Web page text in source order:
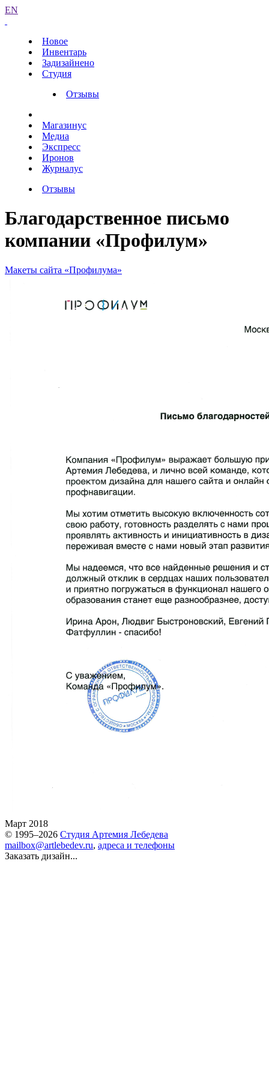
EN
Новое
Инвентарь
Задизайнено
Студия
Отзывы
Магазинус
Медиа
Экспресс
Иронов
Журналус
Отзывы
Благодарственное письмо
компании «Профилум»
Макеты сайта «Профилума»
Март 2018
© 1995–2026 Студия Артемия Лебедева
mailbox@artlebedev.ru, адреса и телефоны
Заказать дизайн...